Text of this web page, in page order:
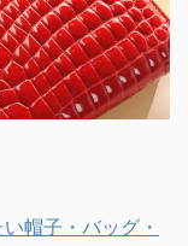
帽子・バッグ・